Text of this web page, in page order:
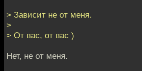
> Зависит не от меня.
>
> От вас, от вас )
Нет, не от меня.